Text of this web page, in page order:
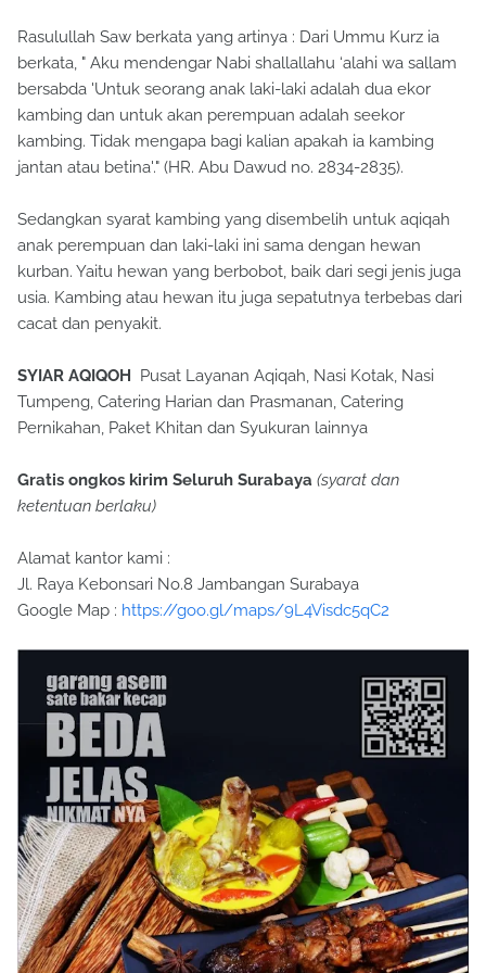
Rasulullah Saw berkata yang artinya : Dari Ummu Kurz ia
berkata, " Aku mendengar Nabi shallallahu ‘alahi wa sallam
bersabda 'Untuk seorang anak laki-laki adalah dua ekor
kambing dan untuk akan perempuan adalah seekor
kambing. Tidak mengapa bagi kalian apakah ia kambing
jantan atau betina'." (HR. Abu Dawud no. 2834-2835).
Sedangkan syarat kambing yang disembelih untuk aqiqah
anak perempuan dan laki-laki ini sama dengan hewan
kurban. Yaitu hewan yang berbobot, baik dari segi jenis juga
usia. Kambing atau hewan itu juga sepatutnya terbebas dari
cacat dan penyakit.
SYIAR AQIQOH
Pusat Layanan Aqiqah, Nasi Kotak, Nasi
Tumpeng, Catering Harian dan Prasmanan, Catering
Pernikahan, Paket Khitan dan Syukuran lainnya
Gratis ongkos kirim Seluruh Surabaya (syarat dan
ketentuan berlaku)
Alamat kantor kami :
Jl. Raya Kebonsari No.8 Jambangan Surabaya
Google Map : https://goo.gl/maps/9L4Visdc5qC2